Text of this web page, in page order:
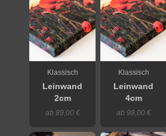
Klassisch
Leinwand
2cm
ab 89,00 €
Klassisch
Leinwand
4cm
ab 99,00 €